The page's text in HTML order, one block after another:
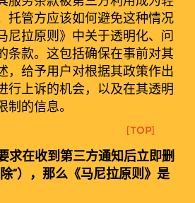
托管方应该如何避免这种情况
尼拉原则》中关于透明化、问
条款。这包括确保在事前对其
，给予用户对根据其政策作出
行上诉的机会，以及在其透明
的信息。
[TOP]
求在收到第三方通知后立即删
”），那么《马尼拉原则》是